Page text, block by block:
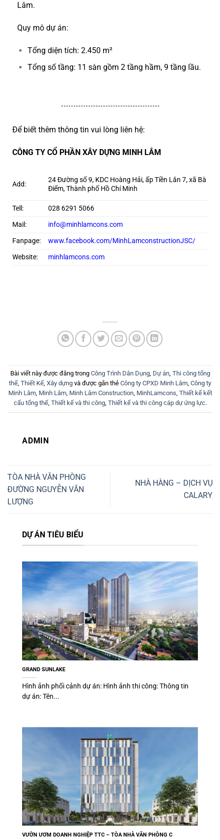
Lâm.
Quy mô dự án:
Tổng diện tích: 2.450 m²
Tổng số tầng: 11 sàn gồm 2 tầng hầm, 9 tầng lầu.
Để biết thêm thông tin vui lòng liên hệ:
CÔNG TY CỔ PHẦN XÂY DỰNG MINH LÂM
Add:
24 Đường số 9, KDC Hoàng Hải, ấp Tiền Lân 7, xã Bà
Điểm, Thành phố Hồ Chí Minh
Tell:
028 6291 5066
Mail:
info@minhlamcons.com
Fanpage:
www.facebook.com/MinhLamconstructionJSC/
Website:
minhlamcons.com
Bài viết này được đăng trong Công Trình Dân Dụng, Dự án, Thi công tổng
thể, Thiết Kế, Xây dựng và được gắn thẻ Công ty CPXD Minh Lâm, Công ty
Minh Lâm, Minh Lâm, Minh Lâm Construction, MinhLamcons, Thiết kế kết
cấu tổng thể, Thiết kế và thi công, Thiết kế và thi công cáp dự ứng lực.
ADMIN
TÒA NHÀ VĂN PHÒNG
ĐƯỜNG NGUYỄN VĂN
LƯỢNG
NHÀ HÀNG – DỊCH VỤ
CALARY
DỰ ÁN TIÊU BIỂU
GRAND SUNLAKE
Hình ảnh phối cảnh dự án: Hình ảnh thi công: Thông tin
dự án: Tên...
VƯỜN ƯƠM DOANH NGHIỆP TTC – TÒA NHÀ VĂN PHÒNG C